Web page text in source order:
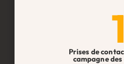
Prises de
campagne